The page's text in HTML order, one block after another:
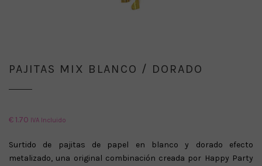
PAJITAS MIX BLANCO / DORADO
€1.70 IVA Incluido
Surtido de pajitas de papel en blanco y dorado efecto
metalizado, una original combinación creada por Happy Party